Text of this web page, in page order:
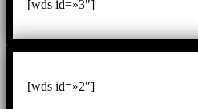
[wds id=»3″]
[wds id=»2″]